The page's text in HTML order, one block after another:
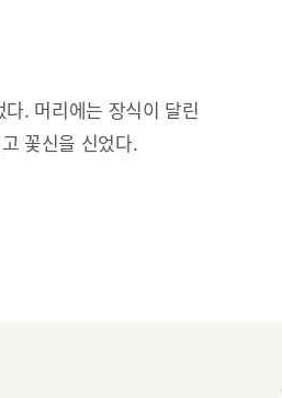
. 머리에는 장식이 달린
꽃신을 신었다.